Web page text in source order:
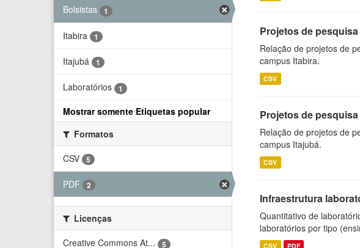
Bolsistas 1
Itabira 1
Itajubá 1
Laboratórios 1
Mostrar somente Etiquetas popular
Formatos
CSV
5
PDF 2
Licenças
Creative Commons At...
5
Projetos de
Relação de projetos de
campus Itabira.
CSV
Projetos de
Relação de projetos de
campus Itajubá.
CSV
Infraestrutura
Quantitativo de
laboratórios por tipo
CSV PDF